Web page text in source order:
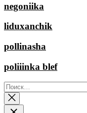
negoniika
liduxanchik
pollinasha
poliiinka blef
Найти: